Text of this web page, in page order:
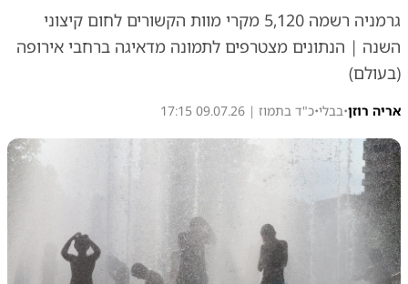
גרמניה רשמה 5,120 מקרי מוות הקשורים לחום קיצוני
השנה | הנתונים מצטרפים לתמונה מדאיגה ברחבי אירופה
(בעולם)
אריה רוזן•בבלי•כ"ד בתמוז | 09.07.26 17:15